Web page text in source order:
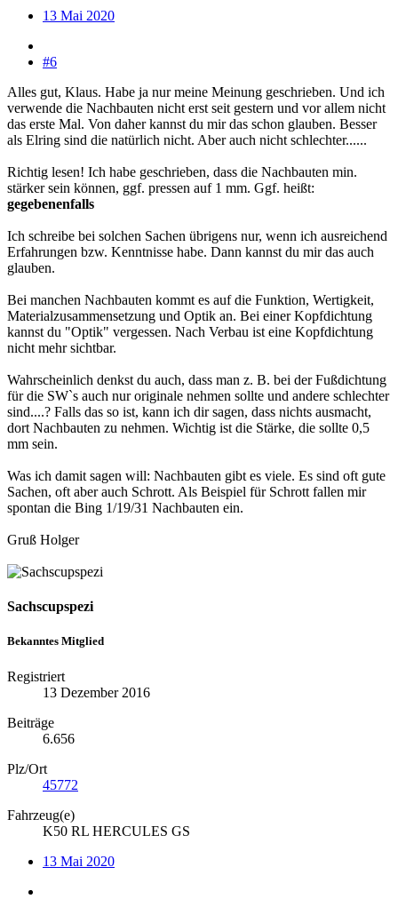
13 Mai 2020
#6
Alles gut, Klaus. Habe ja nur meine Meinung geschrieben. Und ich
verwende die Nachbauten nicht erst seit gestern und vor allem nicht
das erste Mal. Von daher kannst du mir das schon glauben. Besser
als Elring sind die natürlich nicht. Aber auch nicht schlechter......
Richtig lesen! Ich habe geschrieben, dass die Nachbauten min.
stärker sein können, ggf. pressen auf 1 mm. Ggf. heißt:
gegebenenfalls
Ich schreibe bei solchen Sachen übrigens nur, wenn ich ausreichend
Erfahrungen bzw. Kenntnisse habe. Dann kannst du mir das auch
glauben.
Bei manchen Nachbauten kommt es auf die Funktion, Wertigkeit,
Materialzusammensetzung und Optik an. Bei einer Kopfdichtung
kannst du "Optik" vergessen. Nach Verbau ist eine Kopfdichtung
nicht mehr sichtbar.
Wahrscheinlich denkst du auch, dass man z. B. bei der Fußdichtung
für die SW`s auch nur originale nehmen sollte und andere schlechter
sind....? Falls das so ist, kann ich dir sagen, dass nichts ausmacht,
dort Nachbauten zu nehmen. Wichtig ist die Stärke, die sollte 0,5
mm sein.
Was ich damit sagen will: Nachbauten gibt es viele. Es sind oft gute
Sachen, oft aber auch Schrott. Als Beispiel für Schrott fallen mir
spontan die Bing 1/19/31 Nachbauten ein.
Gruß Holger
Sachscupspezi
Bekanntes Mitglied
Registriert
13 Dezember 2016
Beiträge
6.656
Plz/Ort
45772
Fahrzeug(e)
K50 RL HERCULES GS
13 Mai 2020